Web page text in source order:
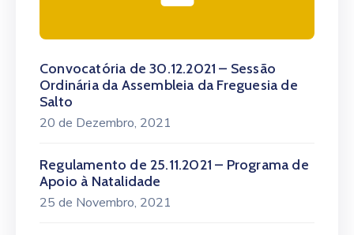
Convocatória de 30.12.2021 – Sessão
Ordinária da Assembleia da Freguesia de
Salto
20 de Dezembro, 2021
Regulamento de 25.11.2021 – Programa de
Apoio à Natalidade
25 de Novembro, 2021